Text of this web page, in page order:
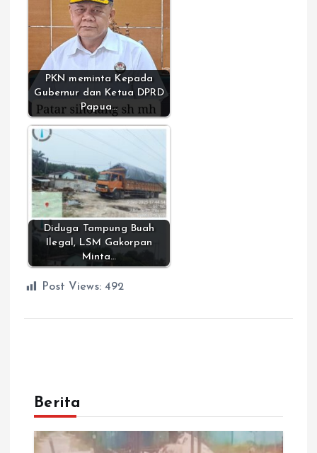
PKN meminta Kepada
Gubernur dan Ketua DPRD
Papua…
Diduga Tampung Buah
Ilegal, LSM Gakorpan
Minta…
Post Views: 492
Berita